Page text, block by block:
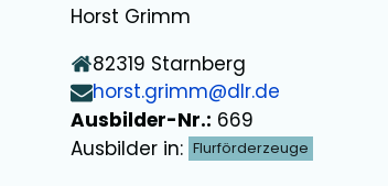
Horst Grimm
82319 Starnberg
horst.grimm@dlr.de
Ausbilder-Nr.: 669
Ausbilder in: Flurförderzeuge